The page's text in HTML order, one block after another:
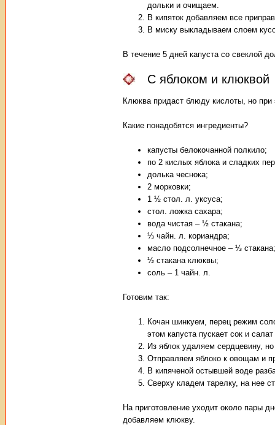
дольки и очищаем.
В кипяток добавляем все
В миску выкладываем слоем
В течение 5 дней капуста со свеклой
С яблоком и клюквой
Клюква придаст блюду кислоты, но при
Какие понадобятся ингредиенты?
капусты белокочанной полкило;
по 2 кислых яблока и сладких
долька чеснока;
2 морковки;
1 ½ стол. л. уксуса;
стол. ложка сахара;
вода чистая – ½ стакана;
⅓ чайн. л. кориандра;
масло подсолнечное – ⅓ стакана;
½ стакана клюквы;
соль – 1 чайн. л.
Готовим так:
Кочан шинкуем, перец режим
этом капуста пускает сок и
Из яблок удаляем сердцевину,
Отправляем яблоко к овощам и
В кипяченой остывшей воде
Сверху кладем тарелку, на нее
На приготовление уходит около пары
добавляем клюкву.